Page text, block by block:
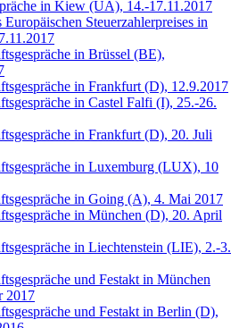
in Kiew (UA), 14.-17.11.2017
Steuerzahlerpreises in
in Brüssel (BE),
in Frankfurt (D), 12.9.2017
in Castel Falfi (I), 25.-26.
in Frankfurt (D), 20. Juli
in Luxemburg (LUX), 10
in Going (A), 4. Mai 2017
in München (D), 20. April
in Liechtenstein (LIE), 2.-3.
und Festakt in München
2017
und Festakt in Berlin (D),